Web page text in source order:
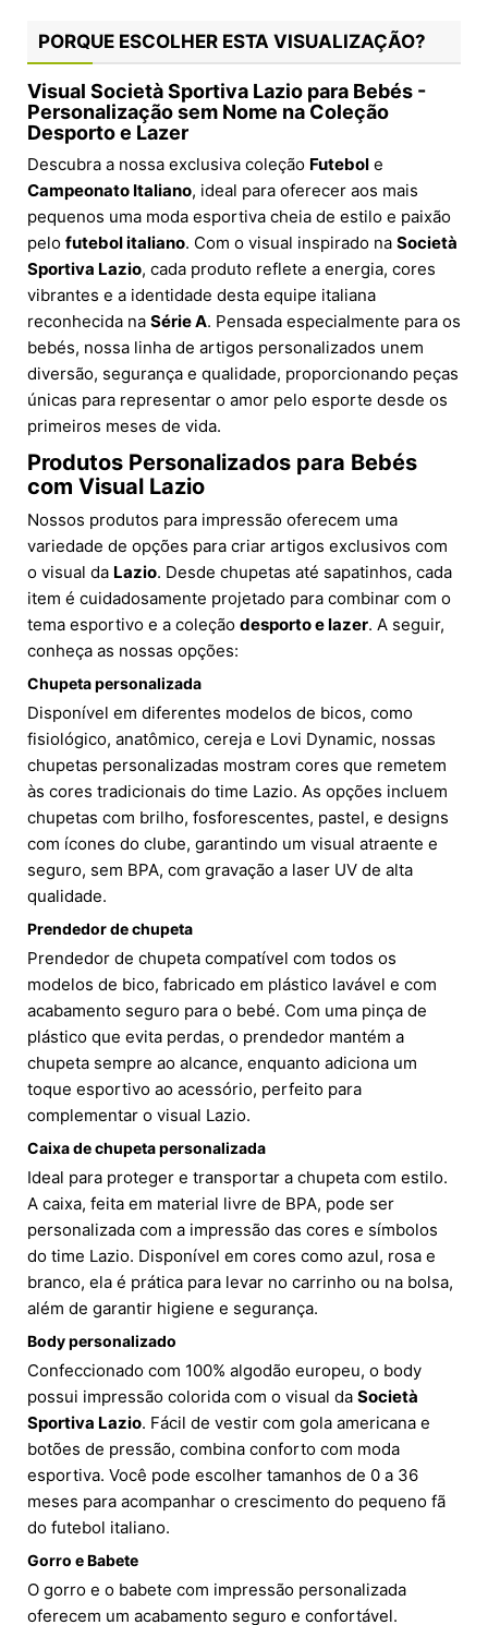
PORQUE ESCOLHER ESTA VISUALIZAÇÃO?
Visual Società Sportiva Lazio para Bebés -
Personalização sem Nome na Coleção
Desporto e Lazer
Descubra a nossa exclusiva coleção Futebol e
Campeonato Italiano, ideal para oferecer aos mais
pequenos uma moda esportiva cheia de estilo e paixão
pelo futebol italiano. Com o visual inspirado na Società
Sportiva Lazio, cada produto reflete a energia, cores
vibrantes e a identidade desta equipe italiana
reconhecida na Série A. Pensada especialmente para os
bebés, nossa linha de artigos personalizados unem
diversão, segurança e qualidade, proporcionando peças
únicas para representar o amor pelo esporte desde os
primeiros meses de vida.
Produtos Personalizados para Bebés
com Visual Lazio
Nossos produtos para impressão oferecem uma
variedade de opções para criar artigos exclusivos com
o visual da Lazio. Desde chupetas até sapatinhos, cada
item é cuidadosamente projetado para combinar com o
tema esportivo e a coleção desporto e lazer. A seguir,
conheça as nossas opções:
Chupeta personalizada
Disponível em diferentes modelos de bicos, como
fisiológico, anatômico, cereja e Lovi Dynamic, nossas
chupetas personalizadas mostram cores que remetem
às cores tradicionais do time Lazio. As opções incluem
chupetas com brilho, fosforescentes, pastel, e designs
com ícones do clube, garantindo um visual atraente e
seguro, sem BPA, com gravação a laser UV de alta
qualidade.
Prendedor de chupeta
Prendedor de chupeta compatível com todos os
modelos de bico, fabricado em plástico lavável e com
acabamento seguro para o bebé. Com uma pinça de
plástico que evita perdas, o prendedor mantém a
chupeta sempre ao alcance, enquanto adiciona um
toque esportivo ao acessório, perfeito para
complementar o visual Lazio.
Caixa de chupeta personalizada
Ideal para proteger e transportar a chupeta com estilo.
A caixa, feita em material livre de BPA, pode ser
personalizada com a impressão das cores e símbolos
do time Lazio. Disponível em cores como azul, rosa e
branco, ela é prática para levar no carrinho ou na bolsa,
além de garantir higiene e segurança.
Body personalizado
Confeccionado com 100% algodão europeu, o body
possui impressão colorida com o visual da Società
Sportiva Lazio. Fácil de vestir com gola americana e
botões de pressão, combina conforto com moda
esportiva. Você pode escolher tamanhos de 0 a 36
meses para acompanhar o crescimento do pequeno fã
do futebol italiano.
Gorro e Babete
O gorro e o babete com impressão personalizada
oferecem um acabamento seguro e confortável.